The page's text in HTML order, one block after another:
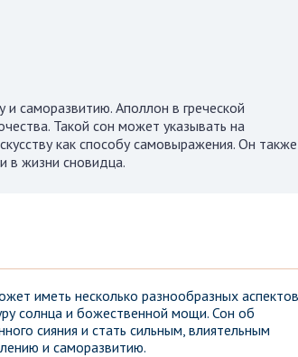
саморазвитию. Аполлон в греческой
Такой сон может указывать на
как способу самовыражения. Он также
в жизни сновидца.
иметь несколько разнообразных
солнца и божественной мощи. Сон об
сияния и стать сильным, влиятельным
и саморазвитию.